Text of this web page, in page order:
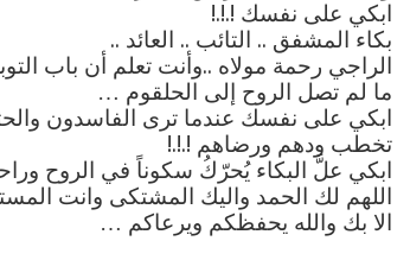
ابكي على نفسك !.!.!
بكاء المشفق .. التائب .. العائد ..
الراجي رحمة مولاه ..وأنت تعلم أن باب
ما لم تصل الروح إلى الحلقوم …
ابكي على نفسك عندما ترى الفاسدون
تخطب ودهم ورضاهم !.!.!
ابكي علَّ البكاء يُحرّكُ سكوناً في الروح
اللهم لك الحمد واليك المشتكى وانت
الا بك والله يحفظكم ويرعاكم …